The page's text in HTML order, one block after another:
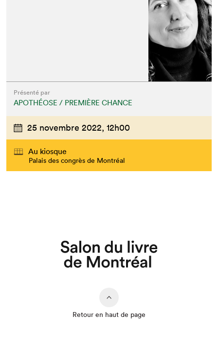
Présenté par
APOTHÉOSE / PREMIÈRE CHANCE
25 novembre 2022, 12h00
Au kiosque
Palais des congrès de Montréal
Retour en haut de page